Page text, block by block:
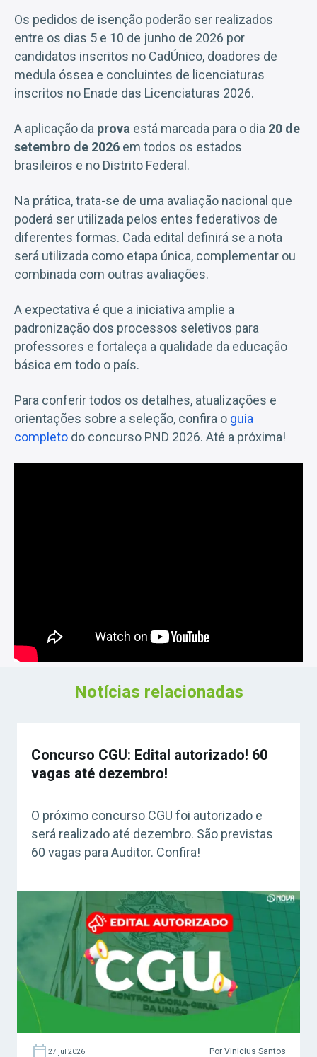
Os pedidos de isenção poderão ser realizados
entre os dias 5 e 10 de junho de 2026 por
candidatos inscritos no CadÚnico, doadores de
medula óssea e concluintes de licenciaturas
inscritos no Enade das Licenciaturas 2026.
A aplicação da prova está marcada para o dia 20 de
setembro de 2026 em todos os estados
brasileiros e no Distrito Federal.
Na prática, trata-se de uma avaliação nacional que
poderá ser utilizada pelos entes federativos de
diferentes formas. Cada edital definirá se a nota
será utilizada como etapa única, complementar ou
combinada com outras avaliações.
A expectativa é que a iniciativa amplie a
padronização dos processos seletivos para
professores e fortaleça a qualidade da educação
básica em todo o país.
Para conferir todos os detalhes, atualizações e
orientações sobre a seleção, confira o guia
completo do concurso PND 2026. Até a próxima!
Notícias relacionadas
Concurso CGU: Edital autorizado! 60
vagas até dezembro!
O próximo concurso CGU foi autorizado e
será realizado até dezembro. São previstas
60 vagas para Auditor. Confira!
27 jul 2026 Por Vinicius Santos